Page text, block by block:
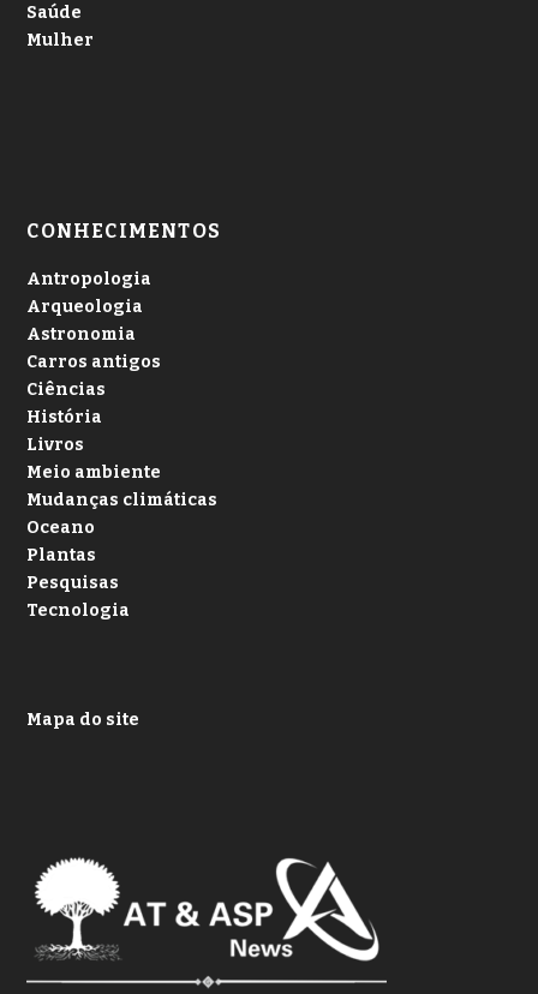
Saúde
Mulher
CONHECIMENTOS
Antropologia
Arqueologia
Astronomia
Carros antigos
Ciências
História
Livros
Meio ambiente
Mudanças climáticas
Oceano
Plantas
Pesquisas
Tecnologia
Mapa do site